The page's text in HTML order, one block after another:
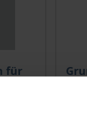
für
chosen on